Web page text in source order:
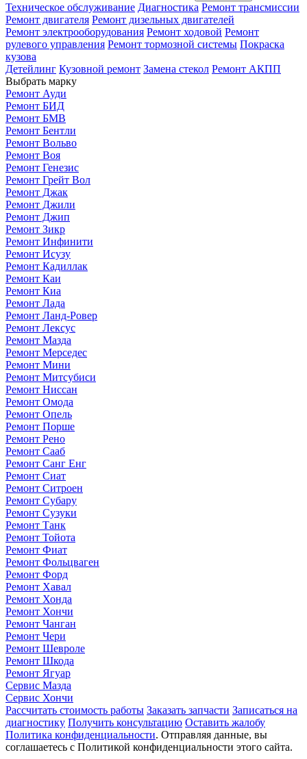
Техническое обслуживание Диагностика Ремонт трансмиссии
Ремонт двигателя Ремонт дизельных двигателей
Ремонт электрооборудования Ремонт ходовой Ремонт
рулевого управления Ремонт тормозной системы Покраска
кузова
Детейлинг Кузовной ремонт Замена стекол Ремонт АКПП
Выбрать марку
Ремонт Ауди
Ремонт БИД
Ремонт БМВ
Ремонт Бентли
Ремонт Вольво
Ремонт Воя
Ремонт Генезис
Ремонт Грейт Вол
Ремонт Джак
Ремонт Джили
Ремонт Джип
Ремонт Зикр
Ремонт Инфинити
Ремонт Исузу
Ремонт Кадиллак
Ремонт Каи
Ремонт Киа
Ремонт Лада
Ремонт Ланд-Ровер
Ремонт Лексус
Ремонт Мазда
Ремонт Мерседес
Ремонт Мини
Ремонт Митсубиси
Ремонт Ниссан
Ремонт Омода
Ремонт Опель
Ремонт Порше
Ремонт Рено
Ремонт Сааб
Ремонт Санг Енг
Ремонт Сиат
Ремонт Ситроен
Ремонт Субару
Ремонт Сузуки
Ремонт Танк
Ремонт Тойота
Ремонт Фиат
Ремонт Фольцваген
Ремонт Форд
Ремонт Хавал
Ремонт Хонда
Ремонт Хончи
Ремонт Чанган
Ремонт Чери
Ремонт Шевроле
Ремонт Шкода
Ремонт Ягуар
Сервис Мазда
Сервис Хончи
Рассчитать стоимость работы Заказать запчасти Записаться на
диагностику Получить консультацию Оставить жалобу
Политика конфиденциальности. Отправляя данные, вы
соглашаетесь с Политикой конфиденциальности этого сайта.